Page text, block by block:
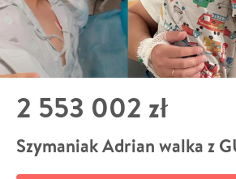
2 553 002 zł
Szymaniak Adrian walka z